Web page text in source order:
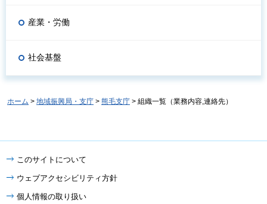
産業・労働
社会基盤
ホーム > 地域振興局・支庁 > 熊毛支庁 > 組織一覧（業務内容,連絡先）
このサイトについて
ウェブアクセシビリティ方針
個人情報の取り扱い